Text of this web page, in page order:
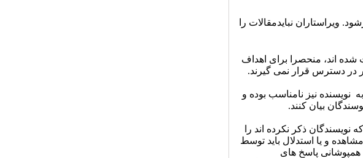
ویراستاران نبایدمقالات را
اند، منحصرا برای اهداف
در دسترس قرار نمی گیرند.
نویسنده نیز نامناسب بوده و
بیان کنند.
نویسندگان ذکر نکرده­ اند را
و یا استدلال باید توسط
همپوشانی پاسخ­ های